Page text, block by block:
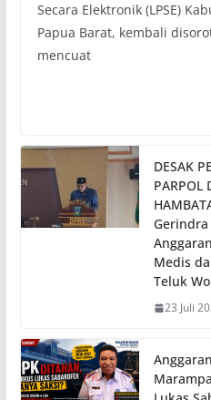
Secara Elektronik (LPSE)
Papua Barat, kembali
mencuat
DESAK
PARPOL
Medis
Teluk
23 Juli